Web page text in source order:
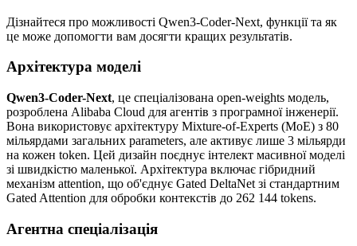
Дізнайтеся про можливості Qwen3-Coder-Next, функції та як
це може допомогти вам досягти кращих результатів.
Архітектура моделі
Qwen3-Coder-Next, це спеціалізована open-weights модель,
розроблена Alibaba Cloud для агентів з програмної інженерії.
Вона використовує архітектуру Mixture-of-Experts (MoE) з 80
мільярдами загальних parameters, але активує лише 3 мільярди
на кожен token. Цей дизайн поєднує інтелект масивної моделі
зі швидкістю маленької. Архітектура включає гібридний
механізм attention, що об'єднує Gated DeltaNet зі стандартним
Gated Attention для обробки контекстів до 262 144 tokens.
Агентна спеціалізація